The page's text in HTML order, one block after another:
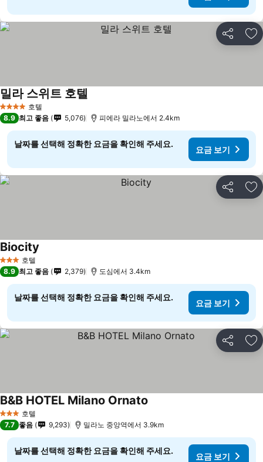
공유 즐
4 성급 호텔
밀라 스위트 호텔
8.9 최고 좋음 5,076 피에라 밀라노에서 2.4km
날짜를 선택해 정확한 요금을 확인해 주세요.
요금 보기
공유 즐
3 성급 호텔
Biocity
8.9 최고 좋음 2,379 도심에서 3.4km
날짜를 선택해 정확한 요금을 확인해 주세요.
요금 보기
공유 즐
3 성급 호텔
B&B HOTEL Milano Ornato
7.7 좋음 9,293 밀라노 중앙역에서 3.9km
날짜를 선택해 정확한 요금을 확인해 주세요.
요금 보기